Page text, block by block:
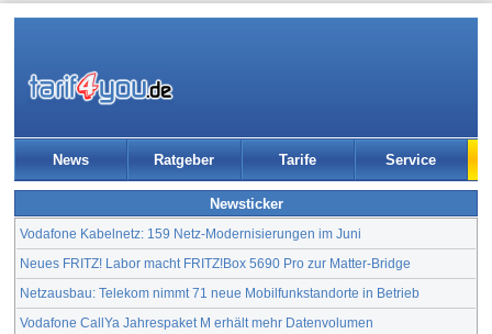
News Ratgeber Tarife Service
Newsticker
Vodafone Kabelnetz: 159 Netz-Modernisierungen im Juni
Neues FRITZ! Labor macht FRITZ!Box 5690 Pro zur Matter-Bridge
Netzausbau: Telekom nimmt 71 neue Mobilfunkstandorte in Betrieb
Vodafone CallYa Jahrespaket M erhält mehr Datenvolumen